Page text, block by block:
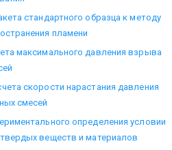
стандартного образца к методу
пламени
максимального давления взрыва
скорости нарастания давления
смесей
определения условии
веществ и материалов